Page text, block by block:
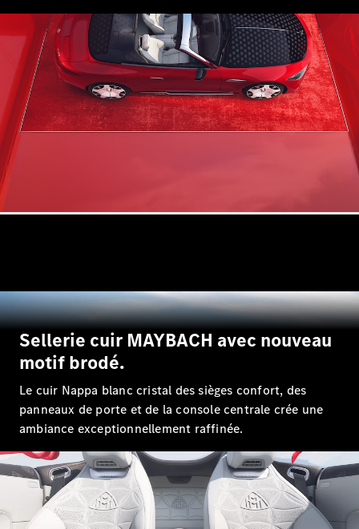
Limousine
Mercedes-
Maybach
Classe S
Configurateur
Mercedes-
SUVs
EQA
Électrique
EQE
SUV
Électrique
EQS
SUV
Mercedes-
Maybach
EQS SUV
GLA
GLA
Nouveau
GLA
GLB Électrique
GLB
Sellerie cuir MAYBACH avec nouveau
motif brodé.
Le cuir Nappa blanc cristal des sièges confort, des
panneaux de porte et de la console centrale crée une
ambiance exceptionnellement raffinée.